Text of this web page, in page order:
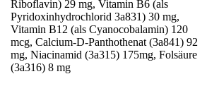
Riboflavin) 29 mg, Vitamin B6 (als
Pyridoxinhydrochlorid 3a831) 30 mg,
Vitamin B12 (als Cyanocobalamin) 120
mcg, Calcium-D-Panthothenat (3a841) 92
mg, Niacinamid (3a315) 175mg, Folsäure
(3a316) 8 mg